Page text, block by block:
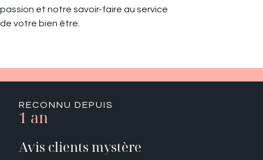
passion et notre savoir-faire au service
de votre bien être.
RECONNU DEPUIS
1 an
Avis clients mystère